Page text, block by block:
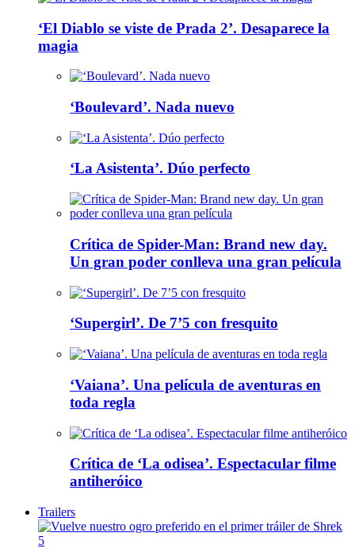
‘El Diablo se viste de Prada 2’. Desaparece la
magia
‘Boulevard’. Nada nuevo
‘La Asistenta’. Dúo perfecto
Crítica de Spider-Man: Brand new day.
Un gran poder conlleva una gran película
‘Supergirl’. De 7’5 con fresquito
‘Vaiana’. Una película de aventuras en
toda regla
Crítica de ‘La odisea’. Espectacular filme
antiheróico
Trailers